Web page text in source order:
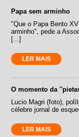
Papa sem arminho
"Que o Papa Bento
arminho", pede a
[...]
LER MAIS
O momento da
Lucio Magri (foto),
célebre jornal de
LER MAIS